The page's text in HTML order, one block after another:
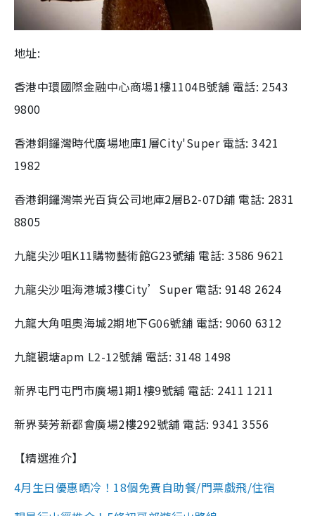
地址:
香港中環國際金融中心商場1樓1104B號舖 電話: 2543
9800
香港銅鑼灣時代廣場地庫1層City'Super 電話: 3421
1982
香港銅鑼灣崇光百貨公司地庫2層B2-07D舖 電話: 2831
8805
九龍尖沙咀K11購物藝術館G23號舖 電話: 3586 9621
九龍尖沙咀海港城3樓City’Super 電話: 9148 2624
九龍大角咀奧海城2期地下G06號舖 電話: 9060 6312
九龍觀塘apm L2-12號舖 電話: 3148 1498
新界屯門屯門市廣場1期1樓9號舖 電話: 2411 1211
新界葵芳新都會廣場2樓292號舖 電話: 9341 3556
【精選推介】
4月生日優惠晒冷！18個免費自助餐/門票戲飛/住宿